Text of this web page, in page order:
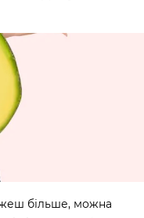
більше, можна